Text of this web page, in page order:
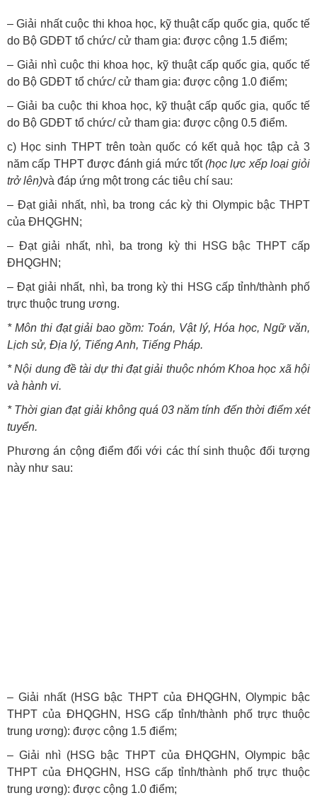
– Giải nhất cuộc thi khoa học, kỹ thuật cấp quốc gia, quốc tế
do Bộ GDĐT tổ chức/ cử tham gia: được cộng 1.5 điểm;
–Giải nhì cuộc thi khoa học, kỹ thuật cấp quốc gia, quốc tế
do Bộ GDĐT tổ chức/ cử tham gia: được cộng 1.0 điểm;
– Giải ba cuộc thi khoa học, kỹ thuật cấp quốc gia, quốc tế
do Bộ GDĐT tổ chức/ cử tham gia: được cộng 0.5 điểm.
c) Học sinh THPT trên toàn quốc có kết quả học tập cả 3
năm cấp THPT được đánh giá mức tốt(học lực xếp loại giỏi
trở lên)và đáp ứng một trong các tiêu chí sau:
– Đạt giải nhất, nhì, ba trong các kỳ thi Olympic bậc THPT
của ĐHQGHN;
– Đạt giải nhất, nhì, ba trong kỳ thi HSG bậc THPT cấp
ĐHQGHN;
– Đạt giải nhất, nhì, ba trong kỳ thi HSG cấp tỉnh/thành phố
trực thuộc trung ương.
* Môn thi đạt giải bao gồm: Toán, Vật lý, Hóa học, Ngữ văn,
Lịch sử, Địa lý, Tiếng Anh, Tiếng Pháp.
* Nội dung đề tài dự thi đạt giải thuộc nhóm Khoa học xã hội
và hành vi.
* Thời gian đạt giải không quá 03 năm tính đến thời điểm xét
tuyển.
Phương án cộng điểm đối với các thí sinh thuộc đối tượng
này như sau:
– Giải nhất (HSG bậc THPT của ĐHQGHN, Olympic bậc
THPT của ĐHQGHN, HSG cấp tỉnh/thành phố trực thuộc
trung ương): được cộng 1.5 điểm;
– Giải nhì (HSG bậc THPT của ĐHQGHN, Olympic bậc
THPT của ĐHQGHN, HSG cấp tỉnh/thành phố trực thuộc
trung ương): được cộng 1.0 điểm;